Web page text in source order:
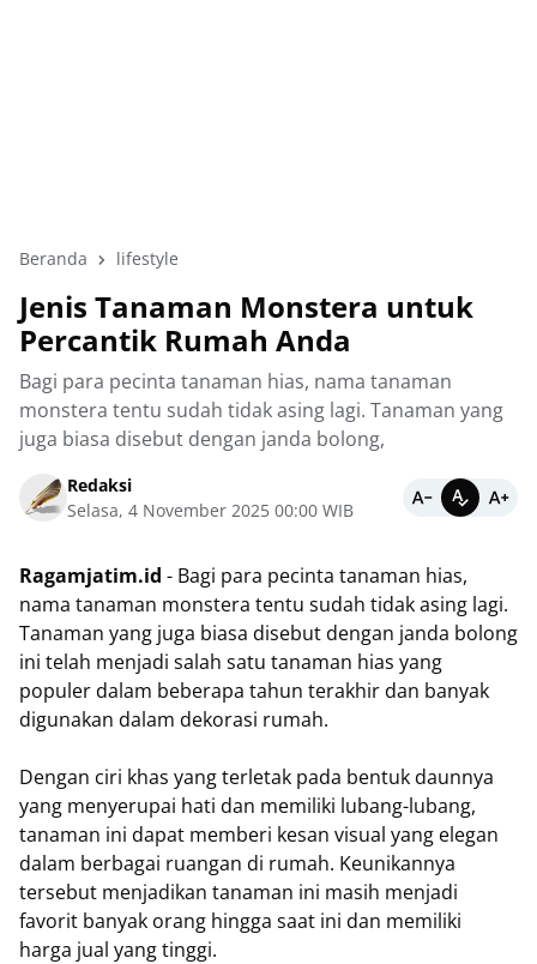
Beranda lifestyle
Jenis Tanaman Monstera untuk
Percantik Rumah Anda
Bagi para pecinta tanaman hias, nama tanaman
monstera tentu sudah tidak asing lagi. Tanaman yang
juga biasa disebut dengan janda bolong,
Redaksi
Selasa, 4 November 2025 00:00 WIB
Ragamjatim.id - Bagi para pecinta tanaman hias,
nama tanaman monstera tentu sudah tidak asing lagi.
Tanaman yang juga biasa disebut dengan janda bolong
ini telah menjadi salah satu tanaman hias yang
populer dalam beberapa tahun terakhir dan banyak
digunakan dalam dekorasi rumah.
Dengan ciri khas yang terletak pada bentuk daunnya
yang menyerupai hati dan memiliki lubang-lubang,
tanaman ini dapat memberi kesan visual yang elegan
dalam berbagai ruangan di rumah. Keunikannya
tersebut menjadikan tanaman ini masih menjadi
favorit banyak orang hingga saat ini dan memiliki
harga jual yang tinggi.